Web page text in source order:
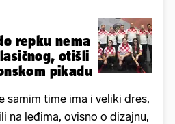
repku nema
otišli
pikadu
samim time ima i veliki dres,
na leđima, ovisno o dizajnu,